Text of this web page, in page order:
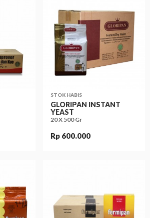
STOK HABIS
GLORIPAN INSTANT
YEAST
20 X 500 Gr
Rp 600.000